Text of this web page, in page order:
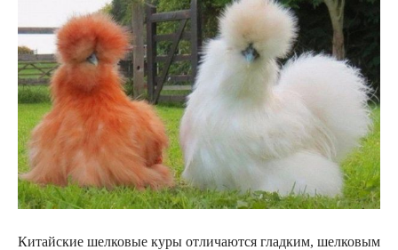
Китайские шелковые куры отличаются гладким, шелковым